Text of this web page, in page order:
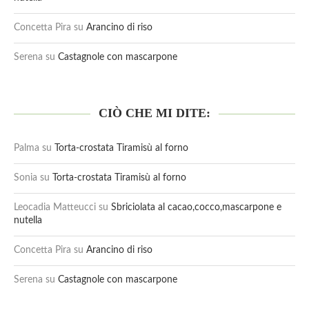
Concetta Pira su Arancino di riso
Serena su Castagnole con mascarpone
CIÒ CHE MI DITE:
Palma su Torta-crostata Tiramisù al forno
Sonia su Torta-crostata Tiramisù al forno
Leocadia Matteucci su Sbriciolata al cacao,cocco,mascarpone e
nutella
Concetta Pira su Arancino di riso
Serena su Castagnole con mascarpone